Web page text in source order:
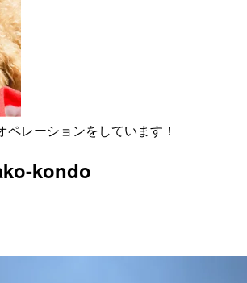
ペレーションをしています！
kondo